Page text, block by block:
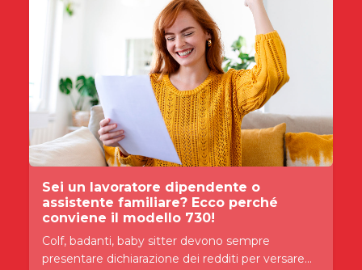
Sei un lavoratore dipendente o
assistente familiare? Ecco perché
conviene il modello 730!
Colf, badanti, baby sitter devono sempre
presentare dichiarazione dei redditi per versare...